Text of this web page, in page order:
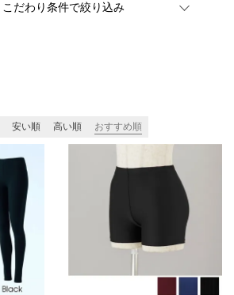
こだわり条件で絞り込み
安い順 高い順 おすすめ順